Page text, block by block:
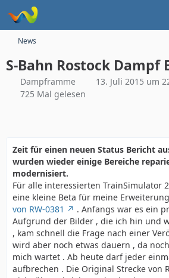
News
S-Bahn Rostock Dampf
Dampframme
13. Juli 2015 um
725 Mal gelesen
Zeit für einen neuen Status Bericht
wurden wieder einige Bereiche
modernisiert.
Für alle interessierten TrainSimulator
eine kleine Beta für meine
von RW-0381
. Anfangs war es ein
Aufgrund der Bilder , die ich hin und
, kam schnell die Frage nach einer
wird aber noch etwas dauern , da
mich wartet . Ab heute darf jeder
aufbrechen . Die Original Strecke von